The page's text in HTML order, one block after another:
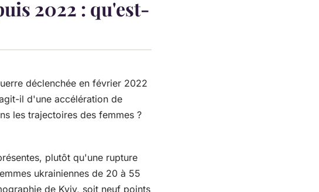
2022 : qu'est-
déclenchée en février 2022
il d'une accélération de
les trajectoires des femmes ?
plutôt qu'une rupture
ukrainiennes de 20 à 55
de Kyiv, soit neuf points